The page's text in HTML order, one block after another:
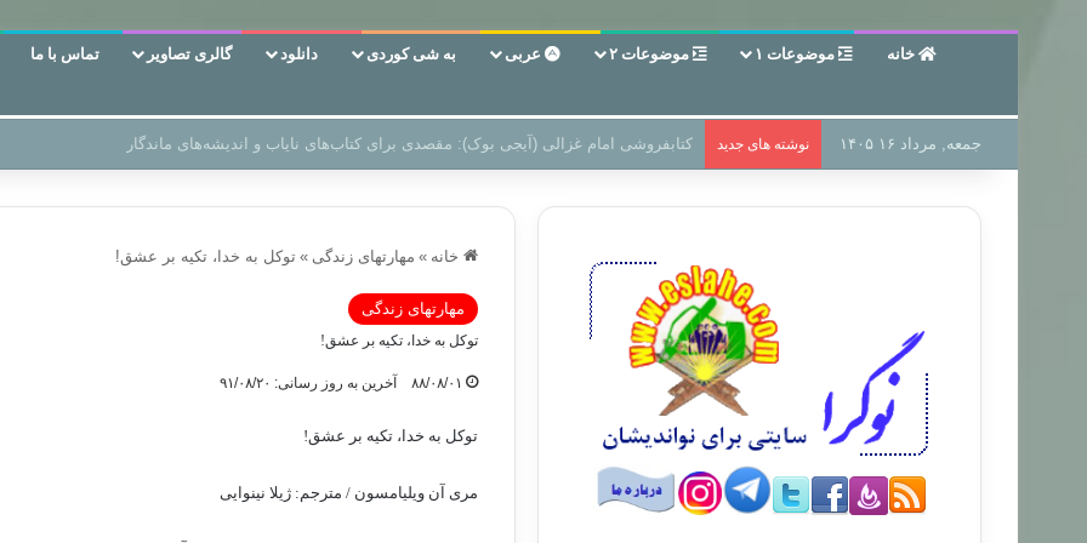
خانه موضوعات ۱ موضوعات ۲ عربی به شی کوردی دانلود گالری تصاویر تماس با ما
جمعه, مرداد ۱۶ ۱۴۰۵ نوشته های جدید سر دفتر فساد در زمین‌، دوری وکناره‌گیری از راه خداست‌!
خانه » مهارتهای زندگی » توکل به خدا، تکیه بر عشق!
مهارتهای زندگی
توکل به خدا، تکیه بر عشق!
۸۸/۰۸/۰۱ آخرین به روز رسانی: ۹۱/۰۸/۲۰
توکل به خدا، تکیه بر عشق!
مری آن ویلیامسون / مترجم: ژیلا نینوایی